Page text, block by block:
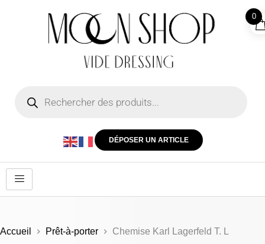
DÉPOSER UN ARTICLE
Accueil Prêt-à-porter Chemise Karl Lagerfeld T. L
0